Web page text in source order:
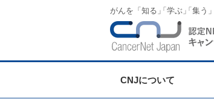
がんを「知る 「学ぶ 「集う」
CNJについて